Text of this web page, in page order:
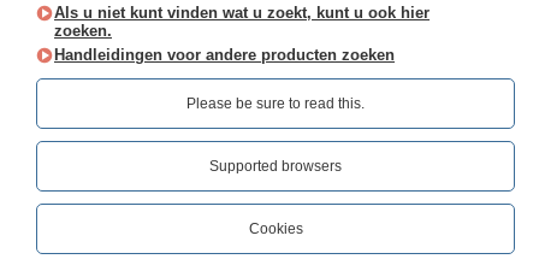
Als u niet kunt vinden wat u zoekt, kunt u ook hier
zoeken.
Handleidingen voor andere producten zoeken
Please be sure to read this.‎
Supported browsers
Cookies